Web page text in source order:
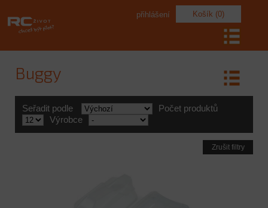
Košík (0)
přihlášení
Buggy
Seřadit podle
Počet produktů
Výrobce
Zrušit filtry